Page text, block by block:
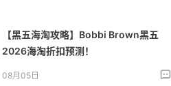
【黑五海淘攻略】Bobbi Brown黑五
2026海淘折扣预测！
08月05日